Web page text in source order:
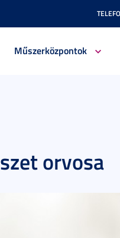
Műszerközpontok
orvosa